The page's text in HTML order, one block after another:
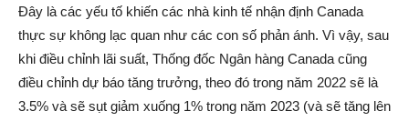
Đây là các yếu tố khiến các nhà kinh tế nhận định Canada
thực sự không lạc quan như các con số phản ánh. Vì vậy, sau
khi điều chỉnh lãi suất, Thống đốc Ngân hàng Canada cũng
điều chỉnh dự báo tăng trưởng, theo đó trong năm 2022 sẽ là
3.5% và sẽ sụt giảm xuống 1% trong năm 2023 (và sẽ tăng lên